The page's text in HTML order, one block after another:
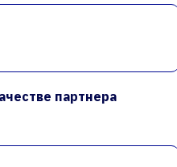
партнера